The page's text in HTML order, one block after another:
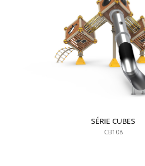
SÉRIE CUBES
CB108